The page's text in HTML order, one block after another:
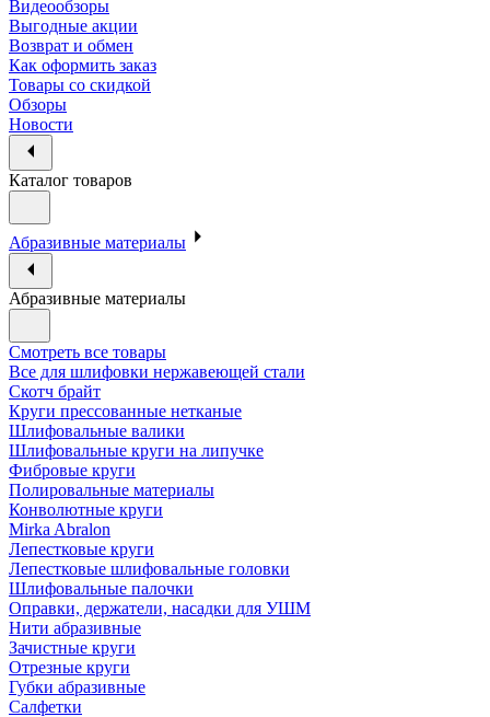
Видеообзоры
Выгодные акции
Возврат и обмен
Как оформить заказ
Товары со скидкой
Обзоры
Новости
Каталог товаров
Абразивные материалы
Абразивные материалы
Смотреть все товары
Все для шлифовки нержавеющей стали
Скотч брайт
Круги прессованные нетканые
Шлифовальные валики
Шлифовальные круги на липучке
Фибровые круги
Полировальные материалы
Конволютные круги
Mirka Abralon
Лепестковые круги
Лепестковые шлифовальные головки
Шлифовальные палочки
Оправки, держатели, насадки для УШМ
Нити абразивные
Зачистные круги
Отрезные круги
Губки абразивные
Салфетки